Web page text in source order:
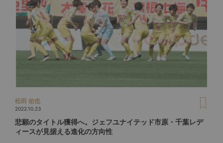
松田 佑也
2022.10.23
悲願のタイトル獲得へ。ジェフユナイテッド市原・千葉レデ
ィースが見据える進化の方向性